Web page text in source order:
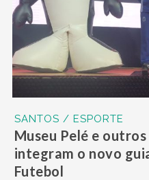
SANTOS / ESPORTE
Museu Pelé e
integram o novo
Futebol